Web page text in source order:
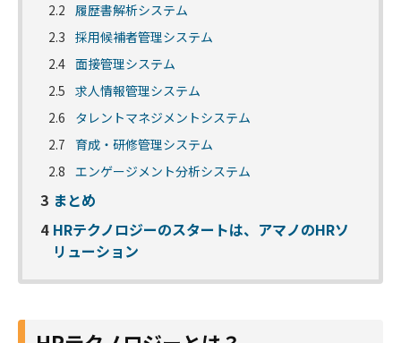
2.2 履歴書解析システム
2.3 採用候補者管理システム
2.4 面接管理システム
2.5 求人情報管理システム
2.6
タレントマネジメントシステム
2.7
育成・研修管理システム
2.8 エンゲージメント分析システム
3 まとめ
4 HRテクノロジーのスタートは、アマノのHRソ
リューション